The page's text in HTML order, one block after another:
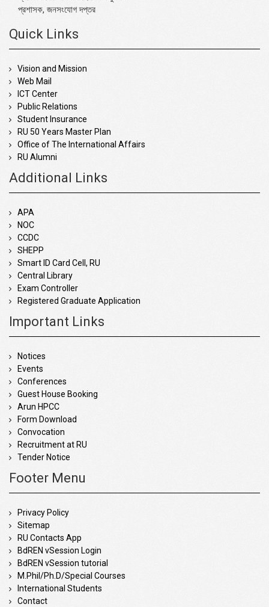
প্রশাসক, জনসংযোগ দপ্তর
Quick Links
Vision and Mission
Web Mail
ICT Center
Public Relations
Student Insurance
RU 50 Years Master Plan
Office of The International Affairs
RU Alumni
Additional Links
APA
NOC
CCDC
SHEPP
Smart ID Card Cell, RU
Central Library
Exam Controller
Registered Graduate Application
Important Links
Notices
Events
Conferences
Guest House Booking
Arun HPCC
Form Download
Convocation
Recruitment at RU
Tender Notice
Footer Menu
Privacy Policy
Sitemap
RU Contacts App
BdREN vSession Login
BdREN vSession tutorial
M.Phil/Ph.D/Special Courses
International Students
Contact